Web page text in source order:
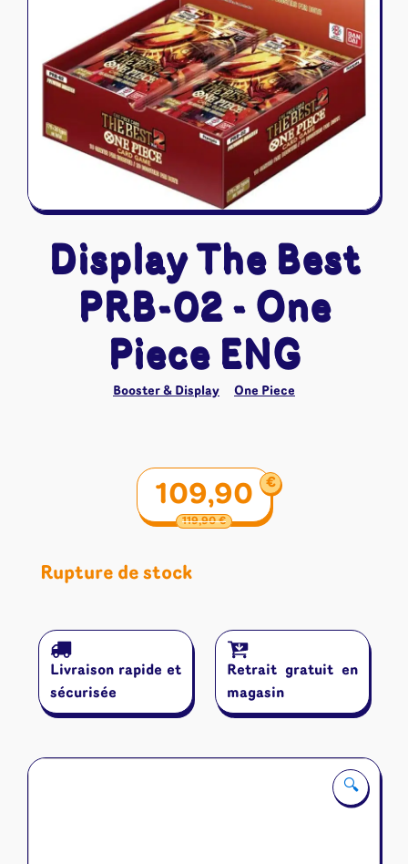
Naruto Mythos
Autres
Tapis de jeu
🔍
Display The Best
PRB-02 - One
Piece ENG
Booster & Display One Piece
119,90€
prix
initial
109,90 €
prix
actuel
Rupture de stock
Livraison rapide et
sécurisée
Retrait gratuit en
magasin